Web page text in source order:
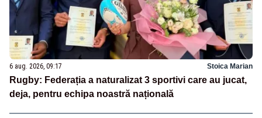
6 aug. 2026, 09:17 Stoica Marian
Rugby: Federația a naturalizat 3 sportivi care au jucat,
deja, pentru echipa noastră națională